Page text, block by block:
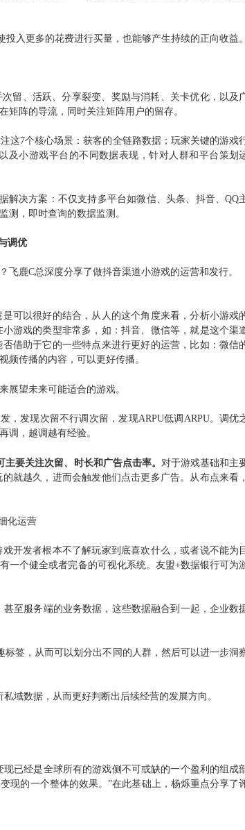
入更多的花费进行买量，也能够产生持续的正向收益。
留、活跃、分享裂变、奖励与消耗、关卡优化，以及
阵的导流，同时关注矩阵用户的留存。
这7个核心场景：获客的全链路数据； 玩家关键的游戏
及小游戏平台的不同数据表现，针对人群和平台策划
解决方案：不仅支持多平台如微信、头条、抖音、QQ
测，即时查询的数据监测。
调优
鹿C总深度分享了做抖音渠道小游戏的运营和发行。
可以很好的结合， 从人的这个角度来看，分析小游戏
小游戏的类型非常多，如：抖音、微信等，就是这个渠
借助于它的一些特点来进行更好的运营，比如：微信
频传播的内容，可以更好传播。
展望未来可能适合的游戏。
，发现次留不行调次留，发现ARPU低调ARPU。调优
调，越调越有经验。
主要关注次留、时长和广告点击率。对于游戏基础和主
就越久，进而会触发他们点击更多广告。从布点来看，
化运营
开发者根本不了解玩家到底喜欢什么，或者说不能为
一个健全或者完备的可视化系统。 友盟+数据银行可为
至服务端的业务数据，这些数据融合到一起，企业数
签，从而可以划分出不同的人群，然后可以进一步洞
域数据，从而更好判断出后续经营的发展方向。
已经是全球所有的游戏侧不可或缺的一个盈利的组成
现的一个整体的效果。”在此基础上，杨烁重点分享了